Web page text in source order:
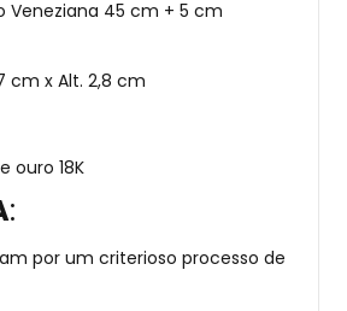
Veneziana 45 cm + 5 cm
cm x Alt. 2,8 cm
ouro 18K
:
por um criterioso processo de